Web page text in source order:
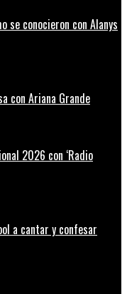
se conocieron con Alanys
con Ariana Grande
2026 con ‘Radio
a cantar y confesar